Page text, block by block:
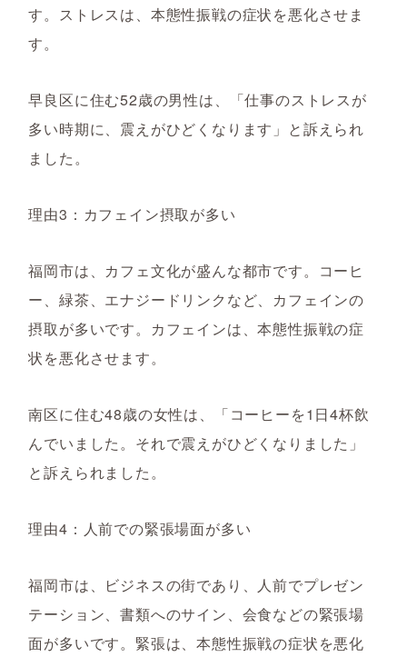
す。ストレスは、本態性振戦の症状を悪化させま
す。
早良区に住む52歳の男性は、「仕事のストレスが
多い時期に、震えがひどくなります」と訴えられ
ました。
理由3：カフェイン摂取が多い
福岡市は、カフェ文化が盛んな都市です。コーヒ
ー、緑茶、エナジードリンクなど、カフェインの
摂取が多いです。カフェインは、本態性振戦の症
状を悪化させます。
南区に住む48歳の女性は、「コーヒーを1日4杯飲
んでいました。それで震えがひどくなりました」
と訴えられました。
理由4：人前での緊張場面が多い
福岡市は、ビジネスの街であり、人前でプレゼン
テーション、書類へのサイン、会食などの緊張場
面が多いです。緊張は、本態性振戦の症状を悪化